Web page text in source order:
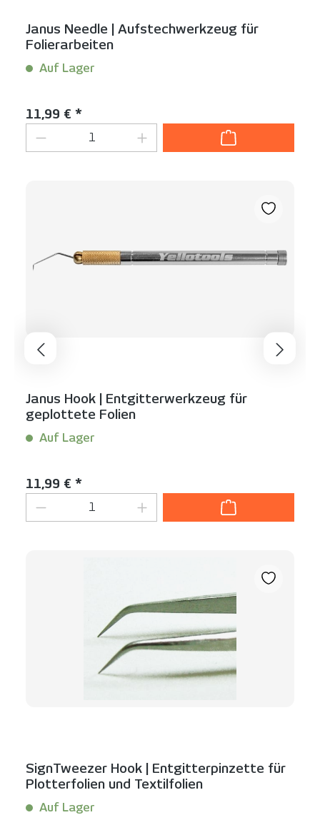
Janus Needle | Aufstechwerkzeug für
Folierarbeiten
Auf Lager
Regulärer Preis:
11,99 € *
Produkt Anzahl: Gib den
Janus Hook | Entgitterwerkzeug für
geplottete Folien
Auf Lager
Regulärer Preis:
11,99 € *
Produkt Anzahl: Gib den
SignTweezer Hook | Entgitterpinzette für
Plotterfolien und Textilfolien
Auf Lager